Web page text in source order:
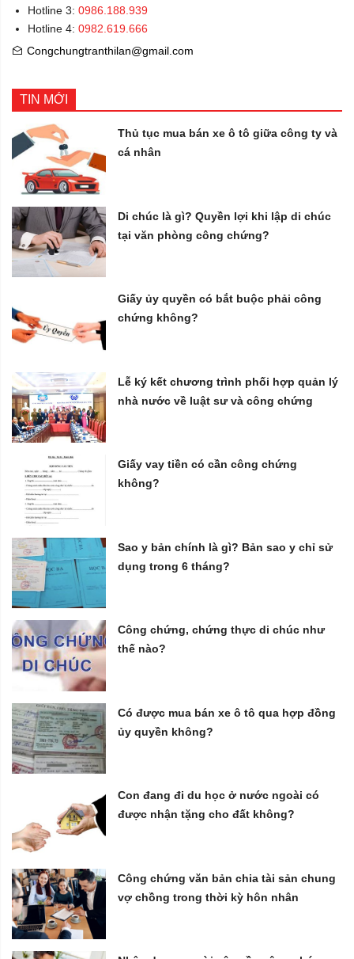
Hotline 3: 0986.188.939
Hotline 4: 0982.619.666
Congchungtranthilan@gmail.com
TIN MỚI
Thủ tục mua bán xe ô tô giữa công ty và
cá nhân
Di chúc là gì? Quyền lợi khi lập di chúc
tại văn phòng công chứng?
Giấy ủy quyền có bắt buộc phải công
chứng không?
Lễ ký kết chương trình phối hợp quản lý
nhà nước về luật sư và công chứng
Giấy vay tiền có cần công chứng
không?
Sao y bản chính là gì? Bản sao y chỉ sử
dụng trong 6 tháng?
Công chứng, chứng thực di chúc như
thế nào?
Có được mua bán xe ô tô qua hợp đồng
ủy quyền không?
Con đang đi du học ở nước ngoài có
được nhận tặng cho đất không?
Công chứng văn bản chia tài sản chung
vợ chồng trong thời kỳ hôn nhân